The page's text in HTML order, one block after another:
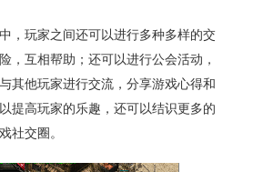
，玩家之间还可以进行多种多样的交
，互相帮助；还可以进行公会活动，
其他玩家进行交流，分享游戏心得和
提高玩家的乐趣，还可以结识更多的
社交圈。